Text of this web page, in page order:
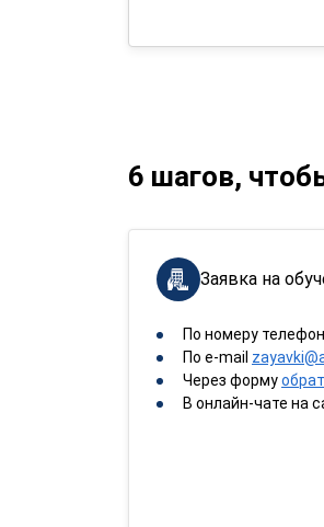
6 шагов,
Заявка на
По номеру
По e-mail
Через форму
В онлайн-чате на